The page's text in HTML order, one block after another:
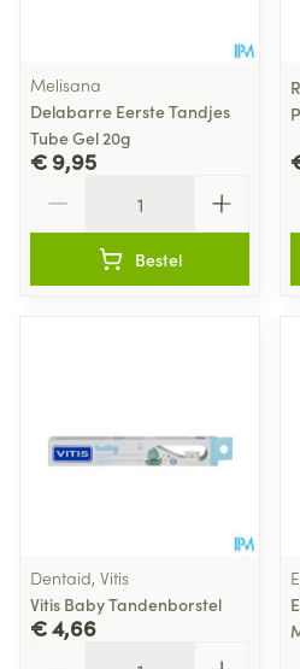
Melisana
Delabarre Eerste Tandjes
Tube Gel 20g
€ 9,95
Bestel
Dentaid, Vitis
Vitis Baby Tandenborstel
€ 4,66